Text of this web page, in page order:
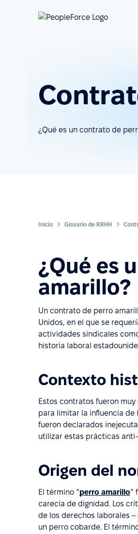
¿Qué es un contrato de
Inicio Glosario de RRHH
¿Qué es
amarillo?
Un contrato de perro
Unidos, en el que se
actividades sindicales
historia laboral
Contexto
Estos contratos fueron
para limitar la influencia de
fueron declarados
utilizar estas prácticas
Origen del
El término “perro amarillo”
carecía de dignidad. Los
de los derechos laborales
un perro cobarde. El